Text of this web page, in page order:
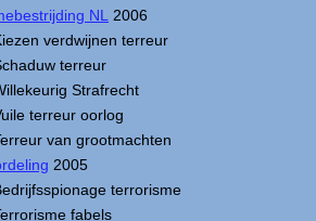
NL
2006
verdwijnen terreur
terreur
Strafrecht
terreur oorlog
van grootmachten
2005
terrorisme
fabels